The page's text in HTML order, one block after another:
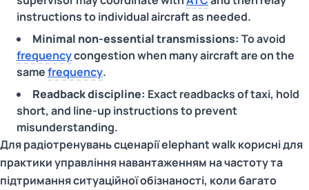
instructions to individual aircraft as needed.
Minimal non‑essential transmissions: To avoid
frequencycongestion when many aircraft are on the
samefrequency.
Readback discipline: Exact readbacks of taxi, hold
short, and line‑up instructions to prevent
misunderstanding.
Для радіотренувань сценарії elephant walk корисні для
практики управління навантаженням на частоту та
підтримання ситуаційної обізнаності, коли багато